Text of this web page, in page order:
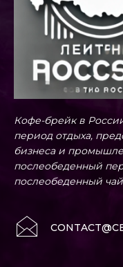
Кофе-брейк в
период отдыха,
бизнеса и
послеобеденный
послеобеденный